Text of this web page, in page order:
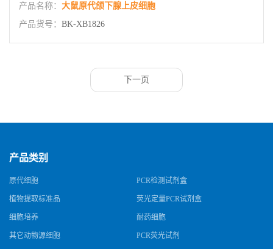
产品名称： 大鼠原代颌下腺上皮细胞
产品货号： BK-XB1826
下一页
产品类别
原代细胞 PCR检测试剂盒
植物提取标准品 荧光定量PCR试剂盒
细胞培养 耐药细胞
其它动物源细胞 PCR荧光试剂